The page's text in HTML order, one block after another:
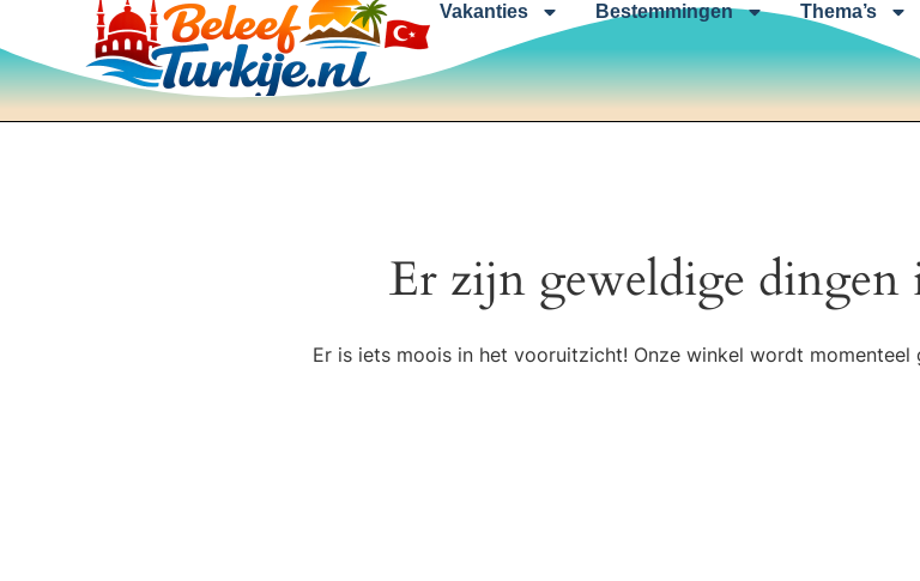
Vakanties Bestemmingen Thema’s
Er zijn geweldige dingen
Er is iets moois in het vooruitzicht! Onze winkel wordt